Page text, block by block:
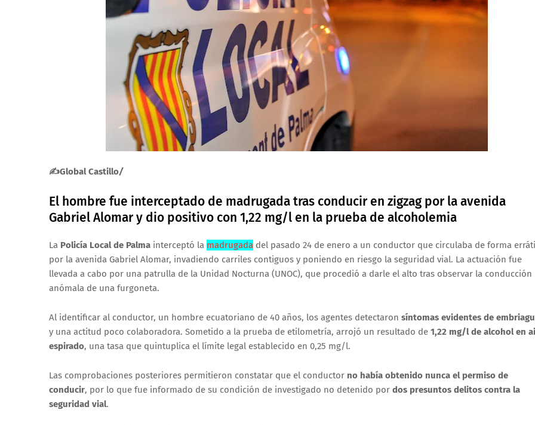
✍Global Castillo/
El hombre fue interceptado de madrugada tras conducir en zigzag por la avenida
Gabriel Alomar y dio positivo con 1,22 mg/l en la prueba de alcoholemia
La Policía Local de Palma interceptó la madrugada del pasado 24 de enero a un conductor que circulaba de forma
por la avenida Gabriel Alomar, invadiendo carriles contiguos y poniendo en riesgo la seguridad vial. La actuación fue
llevada a cabo por una patrulla de la Unidad Nocturna (UNOC), que procedió a darle el alto tras observar la conducción
anómala de una furgoneta.
Al identificar al conductor, un hombre ecuatoriano de 40 años, los agentes detectaron síntomas evidentes de
y una actitud poco colaboradora. Sometido a la prueba de etilometría, arrojó un resultado de 1,22 mg/l de alcohol en
espirado, una tasa que quintuplica el límite legal establecido en 0,25 mg/l.
Las comprobaciones posteriores permitieron constatar que el conductor no había obtenido nunca el permiso de
conducir, por lo que fue informado de su condición de investigado no detenido por dos presuntos delitos contra la
seguridad vial.